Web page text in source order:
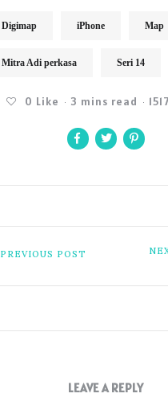
Digimap iPhone Map
Mitra Adi perkasa Seri 14
0 Like 3 mins read
PREVIOUS POST
LEAVE A REPLY